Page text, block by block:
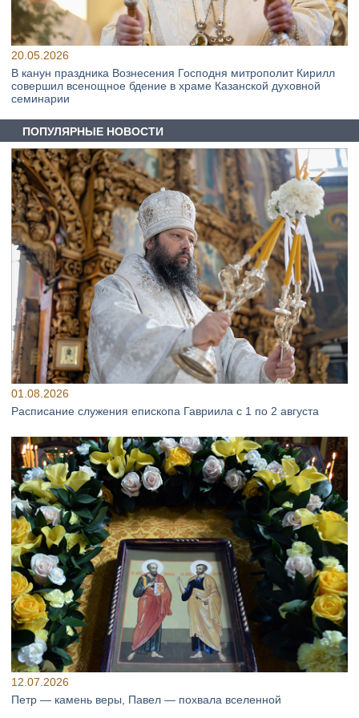
20.05.2026
В канун праздника Вознесения Господня митрополит Кирилл
совершил всенощное бдение в храме Казанской духовной
семинарии
ПОПУЛЯРНЫЕ НОВОСТИ
01.08.2026
Расписание служения епископа Гавриила с 1 по 2 августа
12.07.2026
Петр — камень веры, Павел — похвала вселенной